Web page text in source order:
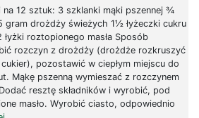
na 12 sztuk: 3 szklanki mąki pszennej ¾
gram drożdży świeżych 1½ łyżeczki cukru
łyżki roztopionego masła Sposób
rozczyn z drożdży (drożdże rozkruszyć
pozostawić w ciepłym miejscu do
Mąkę pszenną wymieszać z rozczynem
resztę składników i wyrobić, pod
masło. Wyrobić ciasto, odpowiednio